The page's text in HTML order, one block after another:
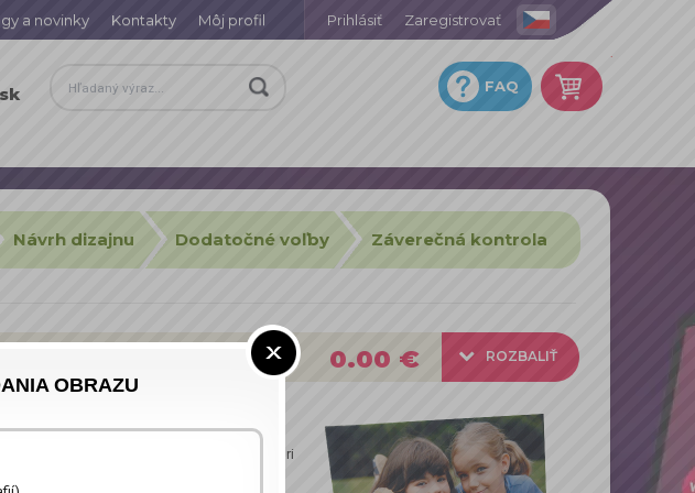
Prihlásiť Zaregistrovať
a novinky Kontakty Môj profil
FAQ
Návrh dizajnu Dodatočné voľby Záverečná kontrola
ROZBALIŤ
0.00 €
tlačiarňach Canon vo vysokom rozlíšení, pri
obraz ho celý prekrýva).
OBRAZU